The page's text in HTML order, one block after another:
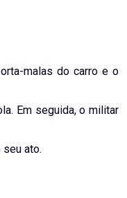
malas do carro e o
Em seguida, o militar
ato.